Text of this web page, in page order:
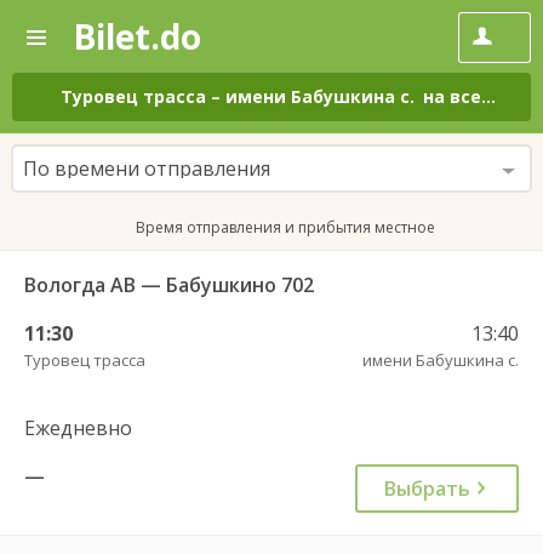
—
Поиск
и
покупка
билетов
на
автобус
онлайн
Bilet.do
Туровец трасса – имени Бабушкина с. на все дни
По времени отправления
Время отправления и прибытия местное
Вологда АВ — Бабушкино 702
11:30
Туровец трасса
13:40
имени Бабушкина с.
Ежедневно
—
Выбрать